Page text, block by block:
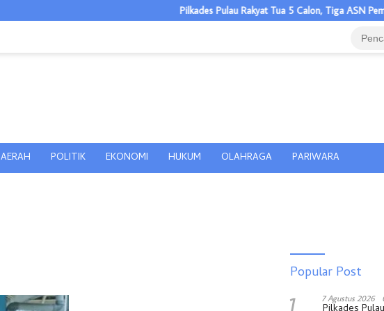
Pilkades Pulau Rakyat Tua 5 Calon, Tiga ASN Pemkab
POLITIK EKONOMI HUKUM OLAHRAGA PARIWARA
Popular Post
7 Agustus 2026